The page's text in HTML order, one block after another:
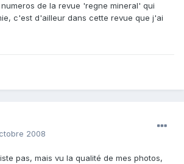
de la revue 'regne mineral' qui
c'est d'ailleur dans cette revue que j'ai
2008
pas, mais vu la qualité de mes photos,